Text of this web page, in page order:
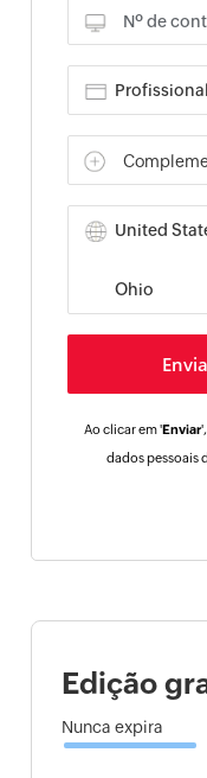
Nº de
Ao clicar em 'Enviar
dados pessoais
Edição
Nunca expira